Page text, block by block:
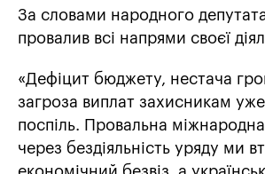
За словами народного
провалив всі напрями своєї
«Дефіцит бюджету, нестача
загроза виплат захисникам
поспіль. Провальна
через бездіяльність уряду ми